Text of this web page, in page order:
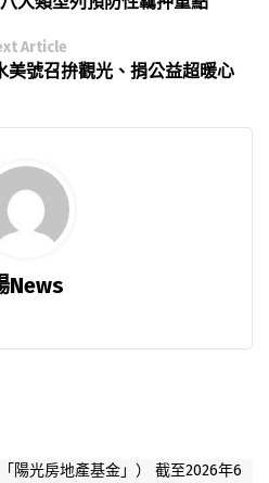
Article
號召拚觀光、捐公益超暖心
News